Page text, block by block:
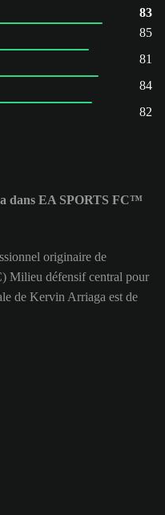
83
85
81
84
82
dans EA SPORTS FC™
originaire de
Milieu défensif central pour
de Kervin Arriaga est de